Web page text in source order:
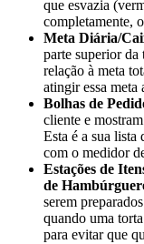
que esvazia
completamente,
Meta Diária/
parte superior da
relação à meta
atingir essa meta
Bolhas de
cliente e
Esta é a sua
com o medidor
Estações de
de
serem
quando uma
para evitar que